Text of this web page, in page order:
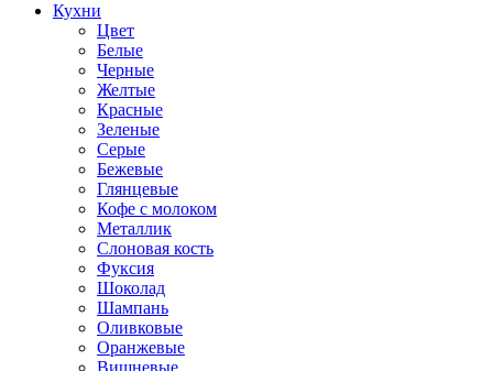
Кухни
Цвет
Белые
Черные
Желтые
Красные
Зеленые
Серые
Бежевые
Глянцевые
Кофе с молоком
Металлик
Слоновая кость
Фуксия
Шоколад
Шампань
Оливковые
Оранжевые
Вишневые